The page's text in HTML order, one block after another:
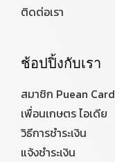
ติดต่อเรา
ช้อปปิ้งกับเรา
สมาชิก Puean Card
เพื่อนเกษตร ไอเดีย
วิธีการชำระเงิน
แจ้งชำระเงิน